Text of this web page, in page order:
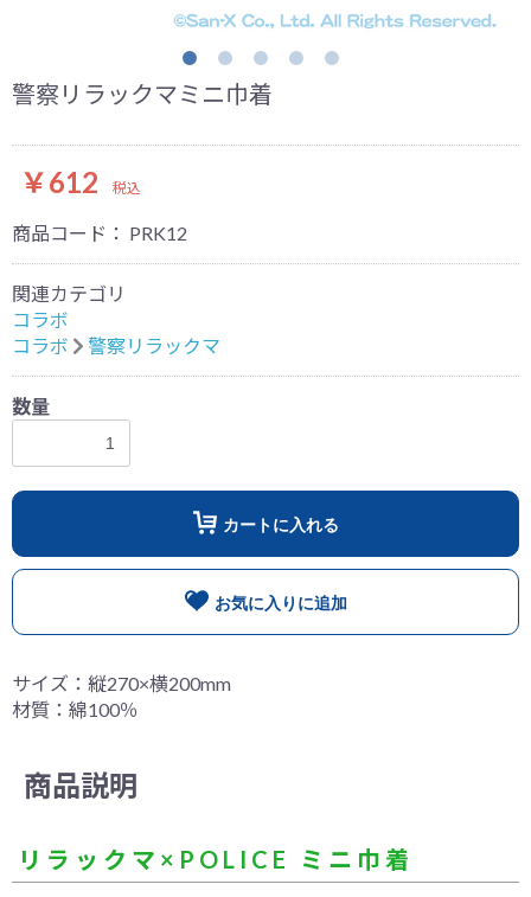
警察リラックマミニ巾着
￥612 税込
商品コード： PRK12
関連カテゴリ
コラボ
コラボ
警察リラックマ
数量
カートに入れる
お気に入りに追加
サイズ：縦270×横200mm
材質：綿100％
商品説明
リラックマ×POLICE ミニ巾着